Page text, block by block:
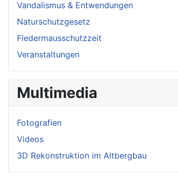
Vandalismus & Entwendungen
Naturschutzgesetz
Fledermausschutzzeit
Veranstaltungen
Multimedia
Fotografien
Videos
3D Rekonstruktion im Altbergbau